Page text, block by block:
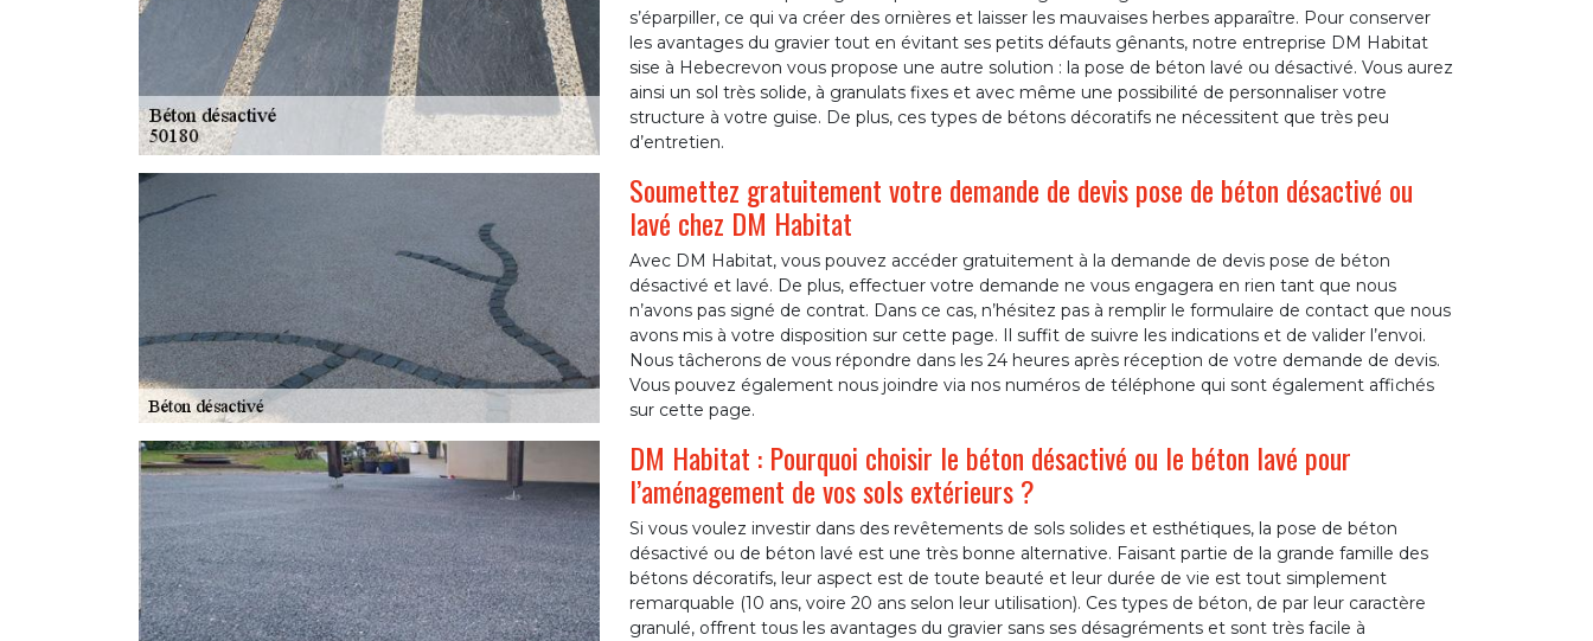
s’éparpiller, ce qui va créer des ornières et laisser les mauvaises herbes apparaître. Pour conserver
les avantages du gravier tout en évitant ses petits défauts gênants, notre entreprise DM Habitat
sise à Hebecrevon vous propose une autre solution : la pose de béton lavé ou désactivé. Vous aurez
ainsi un sol très solide, à granulats fixes et avec même une possibilité de personnaliser votre
structure à votre guise. De plus, ces types de bétons décoratifs ne nécessitent que très peu
d’entretien.
Soumettez gratuitement votre demande de devis pose de béton désactivé ou
lavé chez DM Habitat
Avec DM Habitat, vous pouvez accéder gratuitement à la demande de devis pose de béton
désactivé et lavé. De plus, effectuer votre demande ne vous engagera en rien tant que nous
n’avons pas signé de contrat. Dans ce cas, n’hésitez pas à remplir le formulaire de contact que nous
avons mis à votre disposition sur cette page. Il suffit de suivre les indications et de valider l’envoi.
Nous tâcherons de vous répondre dans les 24 heures après réception de votre demande de devis.
Vous pouvez également nous joindre via nos numéros de téléphone qui sont également affichés
sur cette page.
DM Habitat : Pourquoi choisir le béton désactivé ou le béton lavé pour
l’aménagement de vos sols extérieurs ?
Si vous voulez investir dans des revêtements de sols solides et esthétiques, la pose de béton
désactivé ou de béton lavé est une très bonne alternative. Faisant partie de la grande famille des
bétons décoratifs, leur aspect est de toute beauté et leur durée de vie est tout simplement
remarquable (10 ans, voire 20 ans selon leur utilisation). Ces types de béton, de par leur caractère
granulé, offrent tous les avantages du gravier sans ses désagréments et sont très facile à